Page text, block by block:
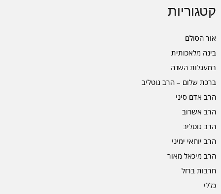
קטגוריות
אור הסולם
בינה מלאכותית
במעגלות השנה
ברכת שלום – הרב גוטליב
הרב אדם סיני
הרב אשרוב
הרב גוטליב
הרב יוחאי ימיני
הרב מיכאל מאור
חרבות ברזל
כללי